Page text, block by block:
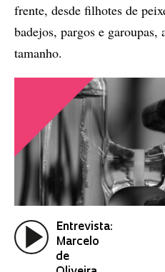
frente, desde filhotes de
badejos, pargos e garoupas,
tamanho.
Entrevista:
Marcelo
de